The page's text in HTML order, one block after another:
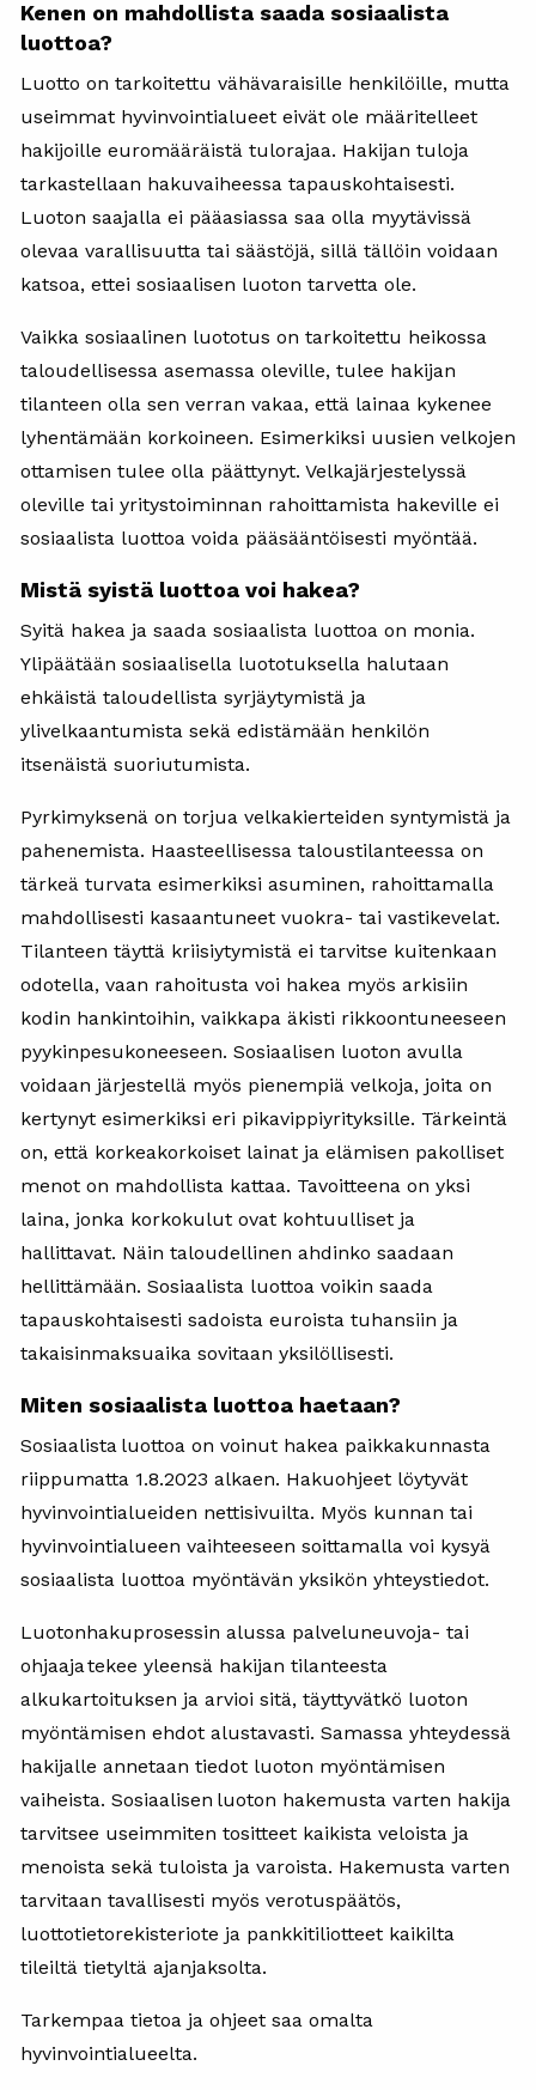
Kenen on mahdollista saada sosiaalista
luottoa?
Luotto on tarkoitettu vähävaraisille henkilöille, mutta
useimmat hyvinvointialueet eivät ole määritelleet
hakijoille euromääräistä tulorajaa. Hakijan tuloja
tarkastellaan hakuvaiheessa tapauskohtaisesti.
Luoton saajalla ei pääasiassa saa olla myytävissä
olevaa varallisuutta tai säästöjä, sillä tällöin voidaan
katsoa, ettei sosiaalisen luoton tarvetta ole.
Vaikka sosiaalinen luototus on tarkoitettu heikossa
taloudellisessa asemassa oleville, tulee hakijan
tilanteen olla sen verran vakaa, että lainaa kykenee
lyhentämään korkoineen. Esimerkiksi uusien velkojen
ottamisen tulee olla päättynyt. Velkajärjestelyssä
oleville tai yritystoiminnan rahoittamista hakeville ei
sosiaalista luottoa voida pääsääntöisesti myöntää.
Mistä syistä luottoa voi hakea?
Syitä hakea ja saada sosiaalista luottoa on monia.
Ylipäätään sosiaalisella luototuksella halutaan
ehkäistä taloudellista syrjäytymistä ja
ylivelkaantumista sekä edistämään henkilön
itsenäistä suoriutumista.
Pyrkimyksenä on torjua velkakierteiden syntymistä ja
pahenemista. Haasteellisessa taloustilanteessa on
tärkeä turvata esimerkiksi asuminen, rahoittamalla
mahdollisesti kasaantuneet vuokra- tai vastikevelat.
Tilanteen täyttä kriisiytymistä ei tarvitse kuitenkaan
odotella, vaan rahoitusta voi hakea myös arkisiin
kodin hankintoihin, vaikkapa äkisti rikkoontuneeseen
pyykinpesukoneeseen. Sosiaalisen luoton avulla
voidaan järjestellä myös pienempiä velkoja, joita on
kertynyt esimerkiksi eri pikavippiyrityksille. Tärkeintä
on, että korkeakorkoiset lainat ja elämisen pakolliset
menot on mahdollista kattaa. Tavoitteena on yksi
laina, jonka korkokulut ovat kohtuulliset ja
hallittavat. Näin taloudellinen ahdinko saadaan
hellittämään. Sosiaalista luottoa voikin saada
tapauskohtaisesti sadoista euroista tuhansiin ja
takaisinmaksuaika sovitaan yksilöllisesti.
Miten sosiaalista luottoa haetaan?
Sosiaalista luottoa on voinut hakea paikkakunnasta
riippumatta 1.8.2023 alkaen. Hakuohjeet löytyvät
hyvinvointialueiden nettisivuilta. Myös kunnan tai
hyvinvointialueen vaihteeseen soittamalla voi kysyä
sosiaalista luottoa myöntävän yksikön yhteystiedot.
Luotonhakuprosessin alussa palveluneuvoja- tai
ohjaaja tekee yleensä hakijan tilanteesta
alkukartoituksen ja arvioi sitä, täyttyvätkö luoton
myöntämisen ehdot alustavasti. Samassa yhteydessä
hakijalle annetaan tiedot luoton myöntämisen
vaiheista. Sosiaalisen luoton hakemusta varten hakija
tarvitsee useimmiten tositteet kaikista veloista ja
menoista sekä tuloista ja varoista. Hakemusta varten
tarvitaan tavallisesti myös verotuspäätös,
luottotietorekisteriote ja pankkitiliotteet kaikilta
tileiltä tietyltä ajanjaksolta.
Tarkempaa tietoa ja ohjeet saa omalta
hyvinvointialueelta.